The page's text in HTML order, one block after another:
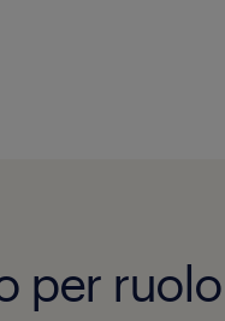
per ruolo